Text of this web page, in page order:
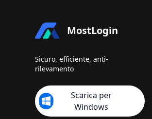
MostLogin
Sicuro, efficiente, anti-
rilevamento
Scarica per
Windows